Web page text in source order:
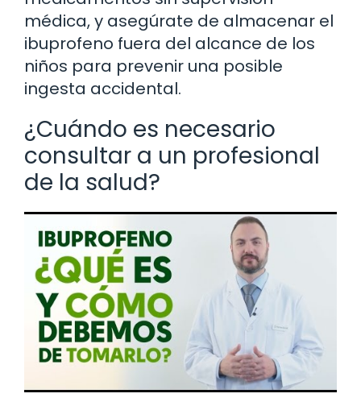
médica, y asegúrate de almacenar el
ibuprofeno fuera del alcance de los
niños para prevenir una posible
ingesta accidental.
¿Cuándo es necesario
consultar a un profesional
de la salud?